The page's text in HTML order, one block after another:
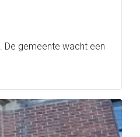
De gemeente wacht een